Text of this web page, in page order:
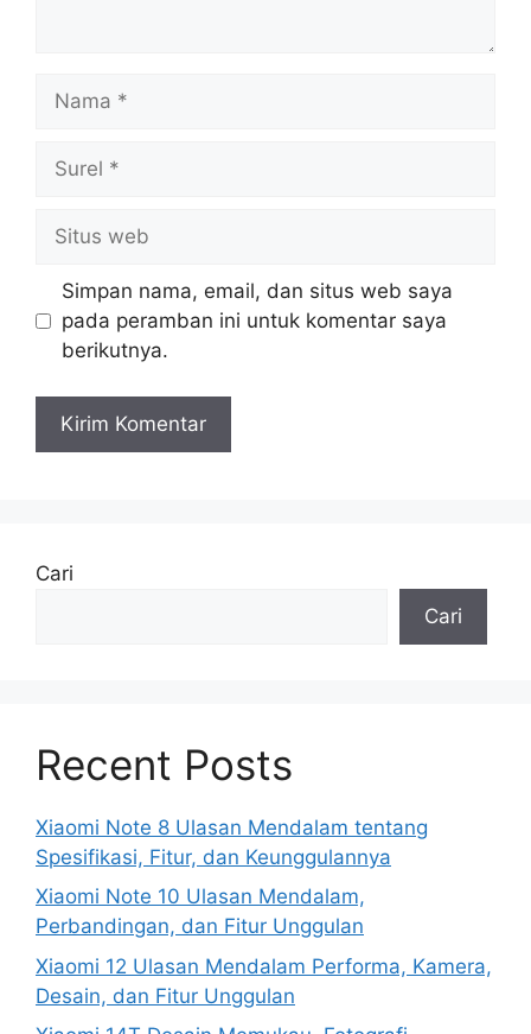
Nama
Surel
Situs
web
Simpan nama, email, dan situs web saya
pada peramban ini untuk komentar saya
berikutnya.
Cari
Cari
Recent Posts
Xiaomi Note 8 Ulasan Mendalam tentang
Spesifikasi, Fitur, dan Keunggulannya
Xiaomi Note 10 Ulasan Mendalam,
Perbandingan, dan Fitur Unggulan
Xiaomi 12 Ulasan Mendalam Performa, Kamera,
Desain, dan Fitur Unggulan